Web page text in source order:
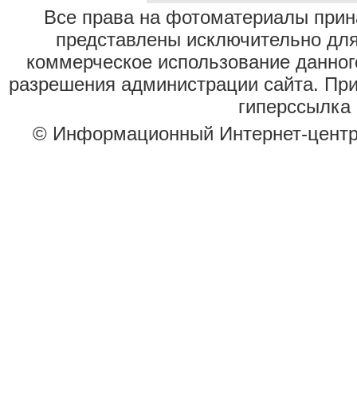
Все права на фотоматериалы
представлены исключительно
коммерческое использование
разрешения администрации сайта.
гиперссылка
© Информационный Интернет-